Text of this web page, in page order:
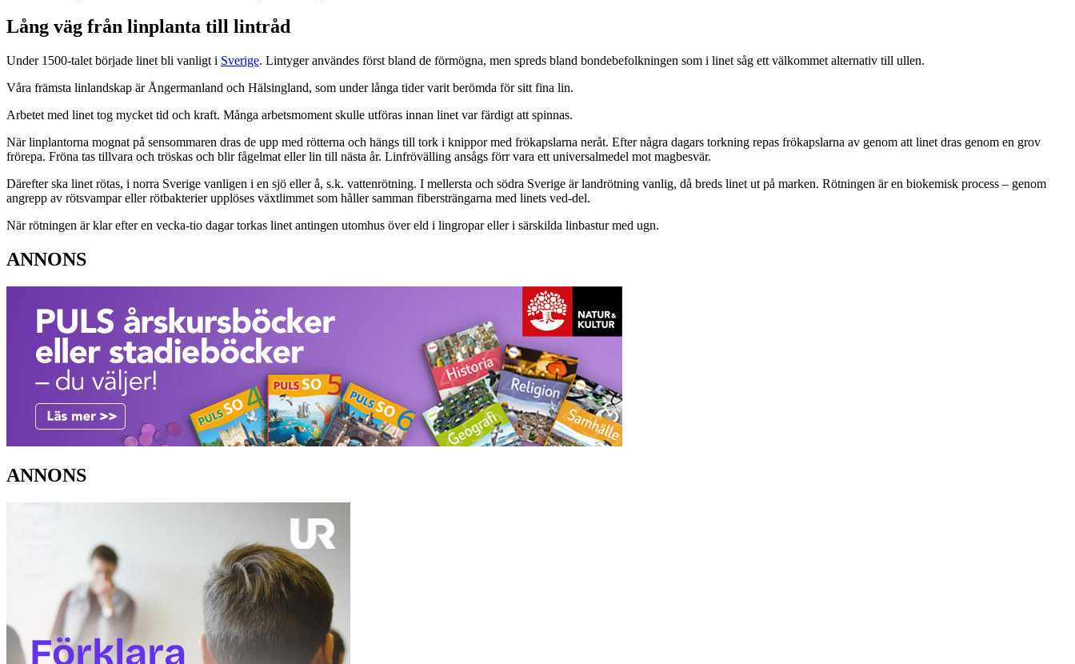
Lång väg från linplanta till lintråd
Under 1500-talet började linet bli vanligt i Sverige. Lintyger användes först bland de förmögna, men spreds bland bondebefolkningen som i linet såg ett välkommet alternativ till ullen.
Våra främsta linlandskap är Ångermanland och Hälsingland, som under långa tider varit berömda för sitt fina lin.
Arbetet med linet tog mycket tid och kraft. Många arbetsmoment skulle utföras innan linet var färdigt att spinnas.
När linplantorna mognat på sensommaren dras de upp med rötterna och hängs till tork i knippor med frökapslarna neråt. Efter några dagars torkning repas frökapslarna av genom att linet dras genom en grov
frörepa. Fröna tas tillvara och tröskas och blir fågelmat eller lin till nästa år. Linfrövälling ansågs förr vara ett universalmedel mot magbesvär.
Därefter ska linet rötas, i norra Sverige vanligen i en sjö eller å, s.k. vattenrötning. I mellersta och södra Sverige är landrötning vanlig, då breds linet ut på marken. Rötningen är en biokemisk process – genom
angrepp av rötsvampar eller rötbakterier upplöses växtlimmet som håller samman fibersträngarna med linets ved-del.
När rötningen är klar efter en vecka-tio dagar torkas linet antingen utomhus över eld i lingropar eller i särskilda linbastur med ugn.
ANNONS
ANNONS